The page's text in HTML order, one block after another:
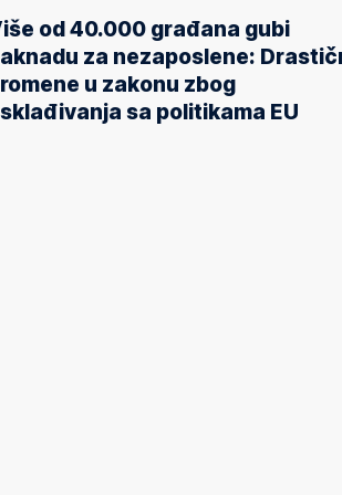
od 40.000 građana gubi
za nezaposlene:
u zakonu zbog
sa politikama EU